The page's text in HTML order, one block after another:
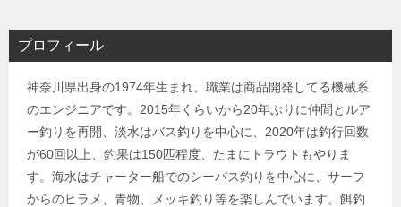
プロフィール
神奈川県出身の1974年生まれ。職業は商品開発してる機械系
のエンジニアです。2015年くらいから20年ぶりに仲間とルア
ー釣りを再開、淡水はバス釣りを中心に、2020年は釣行回数
が60回以上、釣果は150匹程度、たまにトラウトもやりま
す。海水はチャーター船でのシーバス釣りを中心に、サーフ
からのヒラメ、青物、メッキ釣り等を楽しんでいます。餌釣